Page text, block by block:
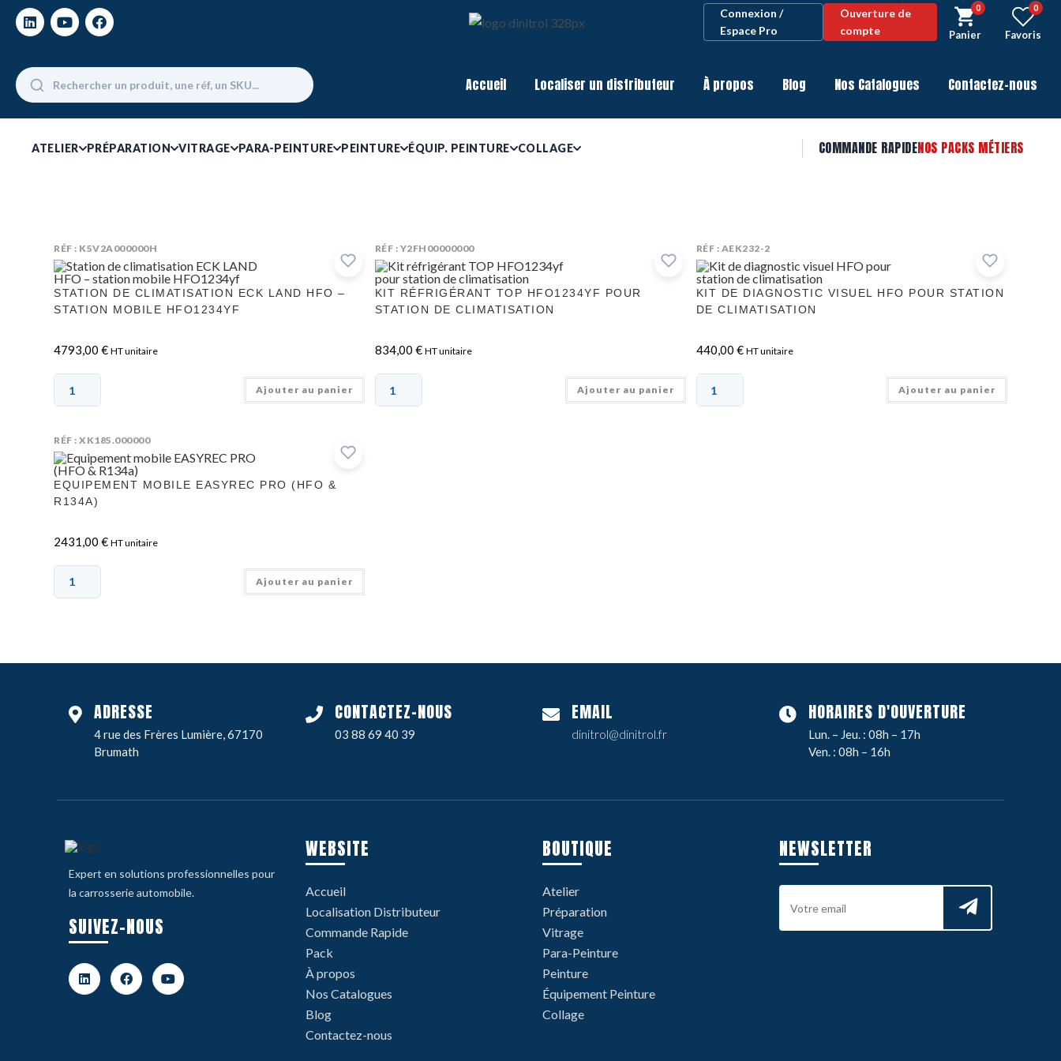
Connexion /
Espace Pro
Ouverture de
compte
0
Panier
0
Favoris
Accueil Localiser un distributeur À propos Blog Nos Catalogues Contactez-nous
ATELIER PRÉPARATION VITRAGE PARA-PEINTURE PEINTURE ÉQUIP. PEINTURE COLLAGE COMMANDE RAPIDENOS PACKS MÉTIERS
RÉF : K5V2A000000H
STATION DE CLIMATISATION ECK LAND HFO –
STATION MOBILE HFO1234YF
4793,00€ HT unitaire
Ajouter au panier
RÉF : Y2FH00000000
KIT RÉFRIGÉRANT TOP HFO1234YF POUR
STATION DE CLIMATISATION
834,00 € HT unitaire
Ajouter au panier
RÉF : AEK232-2
KIT DE DIAGNOSTIC VISUEL HFO POUR STATION
DE CLIMATISATION
440,00 € HT unitaire
Ajouter au panier
RÉF : XK185.000000
EQUIPEMENT MOBILE EASYREC PRO (HFO &
R134A)
2431,00€ HT unitaire
Ajouter au panier
ADRESSE
4 rue des Frères Lumière, 67170
Brumath
CONTACTEZ-NOUS
03 88 69 40 39
EMAIL
dinitrol@dinitrol.fr
HORAIRES D'OUVERTURE
Lun. – Jeu. : 08h – 17h
Ven. : 08h – 16h
Expert en solutions professionnelles pour
la carrosserie automobile.
SUIVEZ-NOUS
WEBSITE
Accueil
Localisation Distributeur
Commande Rapide
Pack
À propos
Nos Catalogues
Blog
Contactez-nous
BOUTIQUE
Atelier
Préparation
Vitrage
Para-Peinture
Peinture
Équipement Peinture
Collage
NEWSLETTER